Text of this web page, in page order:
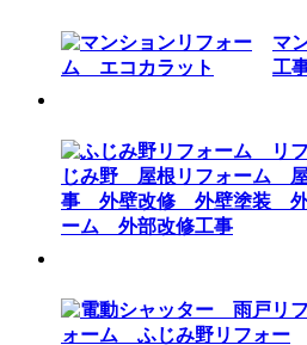
マ
工